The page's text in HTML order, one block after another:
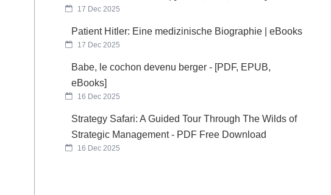
17 Dec 2025
Patient Hitler: Eine medizinische Biographie | eBooks
17 Dec 2025
Babe, le cochon devenu berger - [PDF, EPUB,
eBooks]
16 Dec 2025
Strategy Safari: A Guided Tour Through The Wilds of
Strategic Management - PDF Free Download
16 Dec 2025